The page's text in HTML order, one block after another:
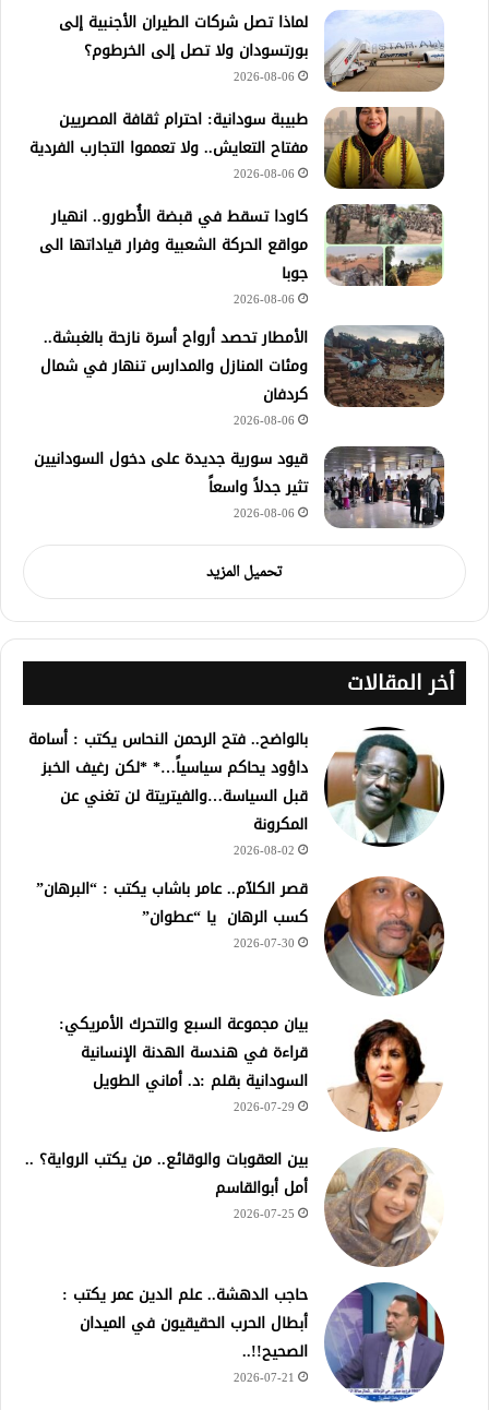
لماذا تصل شركات الطيران الأجنبية إلى
بورتسودان ولا تصل إلى الخرطوم؟
2026-08-06
طبيبة سودانية: احترام ثقافة المصريين
مفتاح التعايش.. ولا تعمموا التجارب الفردية
2026-08-06
كاودا تسقط في قبضة الأُطورو.. انهيار
مواقع الحركة الشعبية وفرار قياداتها الى
جوبا
2026-08-06
الأمطار تحصد أرواح أسرة نازحة بالغبشة..
ومئات المنازل والمدارس تنهار في شمال
كردفان
2026-08-06
قيود سورية جديدة على دخول السودانيين
تثير جدلاً واسعاً
2026-08-06
تحميل المزيد
أخر المقالات
بالواضح.. فتح الرحمن النحاس يكتب : أسامة
داؤود يحاكم سياسياً…* *لكن رغيف الخبز
قبل السياسة…والفيتريتة لن تغني عن
المكرونة
2026-08-02
قصر الكلآم.. عامر باشاب يكتب : “البرهان”
كسب الرهان يا “عطوان”
2026-07-30
بيان مجموعة السبع والتحرك الأمريكي:
قراءة في هندسة الهدنة الإنسانية
السودانية بقلم :د. أماني الطويل
2026-07-29
بين العقوبات والوقائع.. من يكتب الرواية؟ ..
أمل أبوالقاسم
2026-07-25
حاجب الدهشة.. علم الدين عمر يكتب :
أبطال الحرب الحقيقيون في الميدان
الصحيح!!..
2026-07-21